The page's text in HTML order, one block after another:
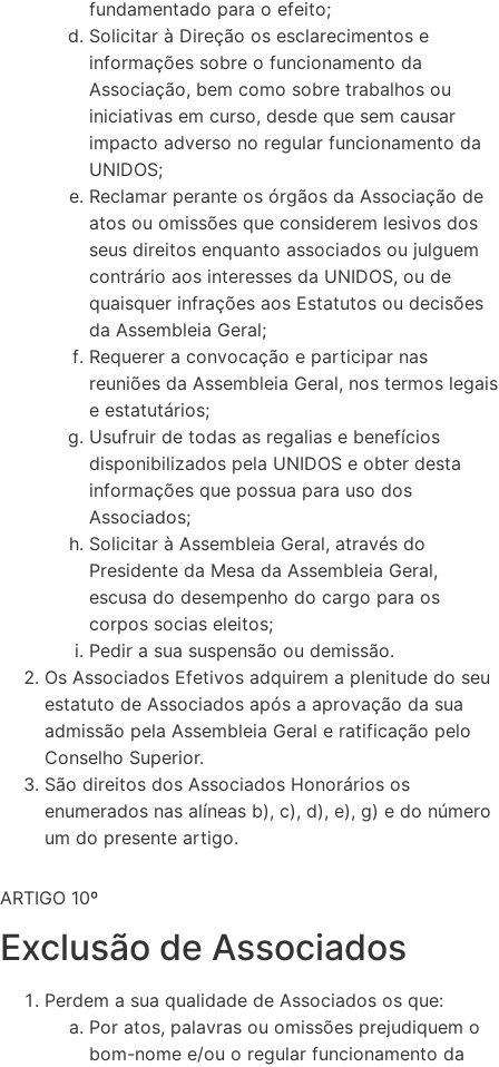
fundamentado para o efeito;
Solicitar à Direção os esclarecimentos e
informações sobre o funcionamento da
Associação, bem como sobre trabalhos ou
iniciativas em curso, desde que sem causar
impacto adverso no regular funcionamento da
UNIDOS;
Reclamar perante os órgãos da Associação de
atos ou omissões que considerem lesivos dos
seus direitos enquanto associados ou julguem
contrário aos interesses da UNIDOS, ou de
quaisquer infrações aos Estatutos ou decisões
da Assembleia Geral;
Requerer a convocação e participar nas
reuniões da Assembleia Geral, nos termos legais
e estatutários;
Usufruir de todas as regalias e benefícios
disponibilizados pela UNIDOS e obter desta
informações que possua para uso dos
Associados;
Solicitar à Assembleia Geral, através do
Presidente da Mesa da Assembleia Geral,
escusa do desempenho do cargo para os
corpos socias eleitos;
Pedir a sua suspensão ou demissão.
Os Associados Efetivos adquirem a plenitude do seu
estatuto de Associados após a aprovação da sua
admissão pela Assembleia Geral e ratificação pelo
Conselho Superior.
São direitos dos Associados Honorários os
enumerados nas alíneas b), c), d), e), g) e do número
um do presente artigo.
ARTIGO 10º
Exclusão de Associados
Perdem a sua qualidade de Associados os que:
Por atos, palavras ou omissões prejudiquem o
bom-nome e/ou o regular funcionamento da